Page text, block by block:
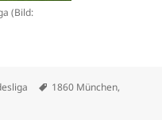
(Bild:
Schlagwörter
1860 München,